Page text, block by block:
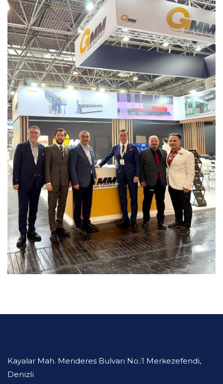
Kayalar Mah. Menderes Bulvarı No.:1 Merkezefendi,
Denizli